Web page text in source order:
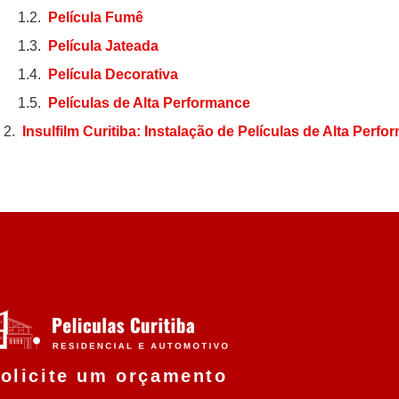
Película Fumê
Película Jateada
Película Decorativa
Películas de Alta Performance
Insulfilm Curitiba: Instalação de Películas de Alta
um orçamento